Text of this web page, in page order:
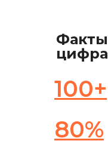
100+
80%